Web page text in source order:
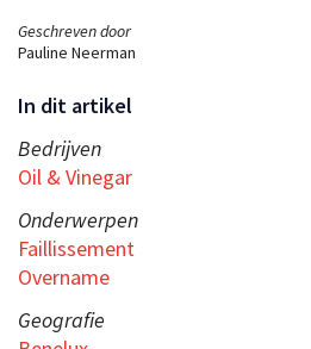
Geschreven door
Pauline Neerman
In dit artikel
Bedrijven
Oil & Vinegar
Onderwerpen
Faillissement
Overname
Geografie